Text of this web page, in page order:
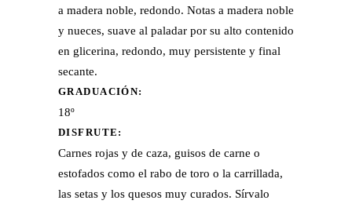
a madera noble, redondo. Notas a madera noble
y nueces, suave al paladar por su alto contenido
en glicerina, redondo, muy persistente y final
secante.
GRADUACIÓN:
18º
DISFRUTE:
Carnes rojas y de caza, guisos de carne o
estofados como el rabo de toro o la carrillada,
las setas y los quesos muy curados. Sírvalo